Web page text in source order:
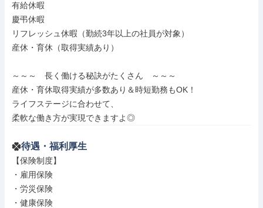
有給休暇
慶弔休暇
リフレッシュ休暇（勤続3年以上の社員が対象）
産休・育休（取得実績あり）
～～～　長く働ける秘訣がたくさん　～～～
産休・育休取得実績が多数あり＆時短勤務もOK！
ライフステージに合わせて、
柔軟な働き方が実現できますよ◎
待遇・福利厚生
【保険制度】
・雇用保険
・労災保険
・健康保険